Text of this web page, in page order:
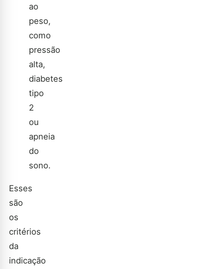
ao
peso,
como
pressão
alta,
diabetes
tipo
2
ou
apneia
do
sono.
Esses
são
os
critérios
da
indicação